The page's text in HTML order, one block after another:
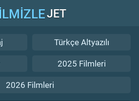
JET
Türkçe Altyazılı
2025 Filmleri
2026 Filmleri